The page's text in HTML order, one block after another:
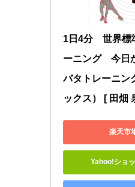
1日4分　世界標
ーニング　今日
バタトレーニン
ックス） [ 田畑
楽天市
Yahoo!ショ